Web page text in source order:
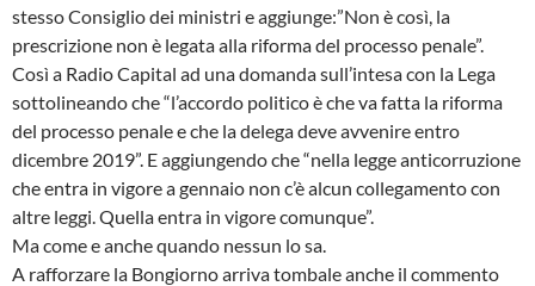
stesso Consiglio dei ministri e aggiunge:”Non è così, la
prescrizione non è legata alla riforma del processo penale”.
Così a Radio Capital ad una domanda sull’intesa con la Lega
sottolineando che “l’accordo politico è che va fatta la riforma
del processo penale e che la delega deve avvenire entro
dicembre 2019”. E aggiungendo che “nella legge anticorruzione
che entra in vigore a gennaio non c’è alcun collegamento con
altre leggi. Quella entra in vigore comunque”.
Ma come e anche quando nessun lo sa.
A rafforzare la Bongiorno arriva tombale anche il commento